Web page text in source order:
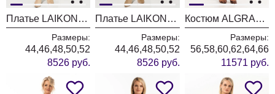
Платье LAIKONY L-774 бежевый+шоколад
Размеры:
44,46,48,50,52
8526 руб.
Платье LAIKONY L-774 бежевый
Размеры:
44,46,48,50,52
8526 руб.
Костюм ALGRANDA (Новелла Шарм) 4127-6
Размеры:
56,58,60,62,64,66
11571 руб.